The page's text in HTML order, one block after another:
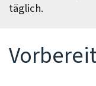
täglich.